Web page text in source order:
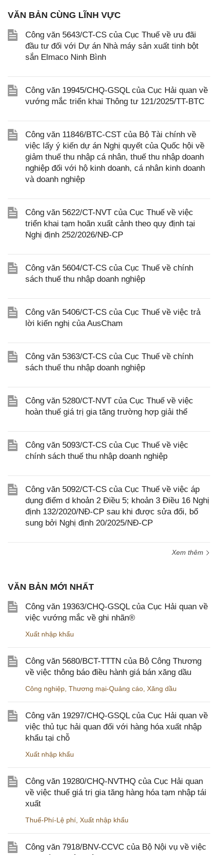
VĂN BẢN CÙNG LĨNH VỰC
Công văn 5643/CT-CS của Cục Thuế về ưu đãi
đầu tư đối với Dự án Nhà máy sản xuất tinh bột
sắn Elmaco Ninh Bình
Công văn 19945/CHQ-GSQL của Cục Hải quan về
vướng mắc triển khai Thông tư 121/2025/TT-BTC
Công văn 11846/BTC-CST của Bộ Tài chính về
việc lấy ý kiến dự án Nghị quyết của Quốc hội về
giảm thuế thu nhập cá nhân, thuế thu nhập doanh
nghiệp đối với hộ kinh doanh, cá nhân kinh doanh
và doanh nghiệp
Công văn 5622/CT-NVT của Cục Thuế về việc
triển khai tạm hoãn xuất cảnh theo quy định tại
Nghị định 252/2026/NĐ-CP
Công văn 5604/CT-CS của Cục Thuế về chính
sách thuế thu nhập doanh nghiệp
Công văn 5406/CT-CS của Cục Thuế về việc trả
lời kiến nghị của AusCham
Công văn 5363/CT-CS của Cục Thuế về chính
sách thuế thu nhập doanh nghiệp
Công văn 5280/CT-NVT của Cục Thuế về việc
hoàn thuế giá trị gia tăng trường hợp giải thể
Công văn 5093/CT-CS của Cục Thuế về việc
chính sách thuế thu nhập doanh nghiệp
Công văn 5092/CT-CS của Cục Thuế về việc áp
dụng điểm d khoản 2 Điều 5; khoản 3 Điều 16 Nghị
định 132/2020/NĐ-CP sau khi được sửa đổi, bổ
sung bởi Nghị định 20/2025/NĐ-CP
Xem thêm
VĂN BẢN MỚI NHẤT
Công văn 19363/CHQ-GSQL của Cục Hải quan về
việc vướng mắc về ghi nhãn®
Xuất nhập khẩu
Công văn 5680/BCT-TTTN của Bộ Công Thương
về việc thông báo điều hành giá bán xăng dầu
Công nghiệp Thương mại-Quảng cáo Xăng dầu
Công văn 19297/CHQ-GSQL của Cục Hải quan về
việc thủ tục hải quan đối với hàng hóa xuất nhập
khẩu tại chỗ
Xuất nhập khẩu
Công văn 19280/CHQ-NVTHQ của Cục Hải quan
về việc thuế giá trị gia tăng hàng hóa tạm nhập tái
xuất
Thuế-Phí-Lệ phí Xuất nhập khẩu
Công văn 7918/BNV-CCVC của Bộ Nội vụ về việc